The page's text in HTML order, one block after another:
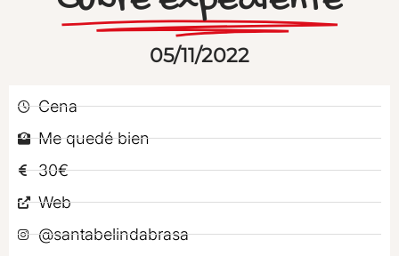
05/11/2022
Cena
Me quedé bien
30€
Web
@santabelindabrasa